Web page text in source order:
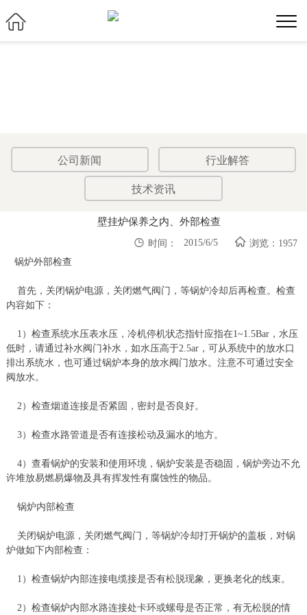

公司新闻 行业解答
技术资讯
壁挂炉保养之内、外部检查
 浏览：1957
 时间：
2015/6/5
锅炉外部检查
首先，关闭锅炉电源，关闭燃气阀门，等锅炉冷却后再检查。检查
内容如下：
1）检查系统水压表水压，冷机停机状态指针应指在1~1.5Bar，水压
低时，请通过补水阀门补水，如水压高于2.5ar，可从系统中的放水口
排出系统水，也可通过锅炉本身的放水阀门放水。注意不可通过安全
阀放水。
2）检查烟道连接是否紧固，密封是否良好。
3）检查水路管道是否有连接松动及漏水的地方。
4）查看锅炉的安装和使用环境，锅炉安装是否稳固，锅炉旁边不允
许堆放易燃易爆物及具有挥发性有腐蚀性的物品。
锅炉内部检查
关闭锅炉电源，关闭燃气阀门，等锅炉冷却打开锅炉的盖板，对锅
炉做如下内部检查：
1）检查锅炉内部连接电缆接是否有松脱现象，更换老化的线束。
2）检查锅炉内部水路连接处卡环或螺母是否正常，有无松脱的情